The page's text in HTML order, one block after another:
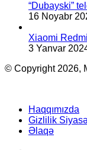
“Dubayski”
16 Noyabr
Xiaomi Redmi
3 Yanvar
© Copyright 2026,
Haqqımızda
Gizlilik
Əlaqə